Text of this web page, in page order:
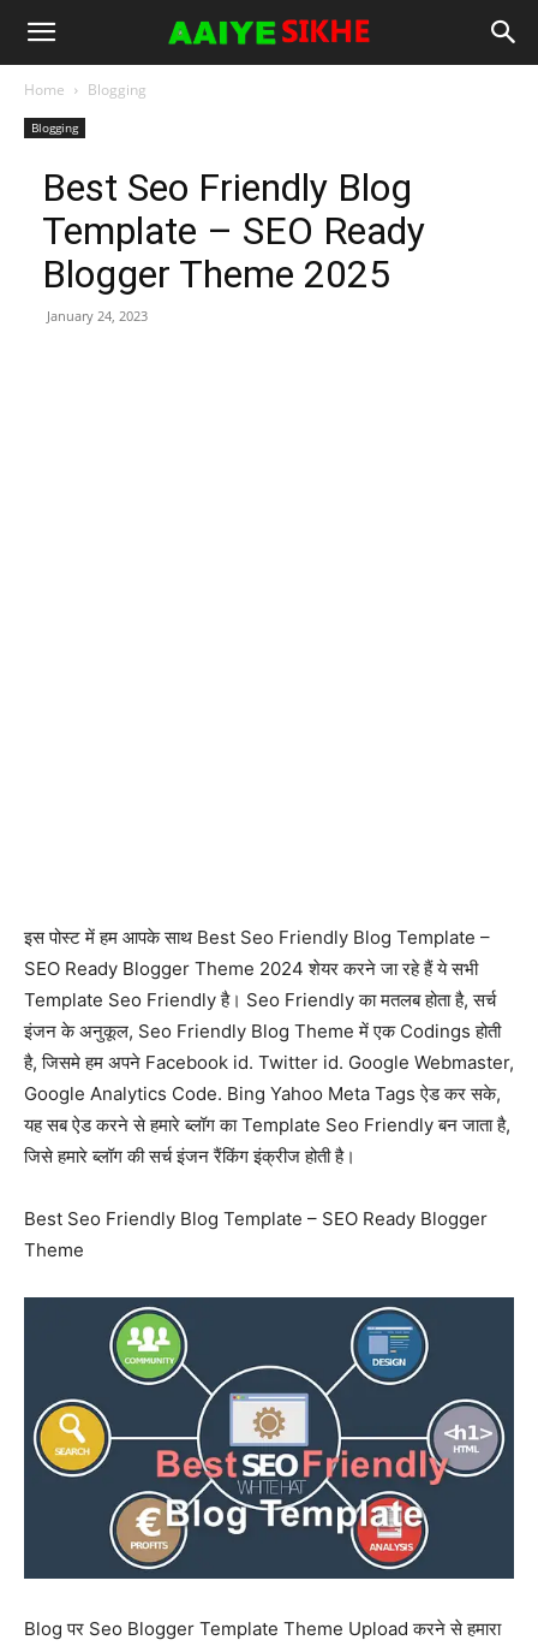
Home Blogging
Blogging
Best Seo Friendly Blog
Template – SEO Ready
Blogger Theme 2025
January 24, 2023
इस पोस्ट में हम आपके साथ Best Seo Friendly Blog Template –
SEO Ready Blogger Theme 2024 शेयर करने जा रहे हैं ये सभी
Template Seo Friendly है। Seo Friendly का मतलब होता है, सर्च
इंजन के अनुकूल, Seo Friendly Blog Theme में एक Codings होती
है, जिसमे हम अपने Facebook id. Twitter id. Google Webmaster,
Google Analytics Code. Bing Yahoo Meta Tags ऐड कर सके,
यह सब ऐड करने से हमारे ब्लॉग का Template Seo Friendly बन जाता है,
जिसे हमारे ब्लॉग की सर्च इंजन रैंकिंग इंक्रीज होती है।
Best Seo Friendly Blog Template – SEO Ready Blogger
Theme
Blog पर Seo Blogger Template Theme Upload करने से हमारा